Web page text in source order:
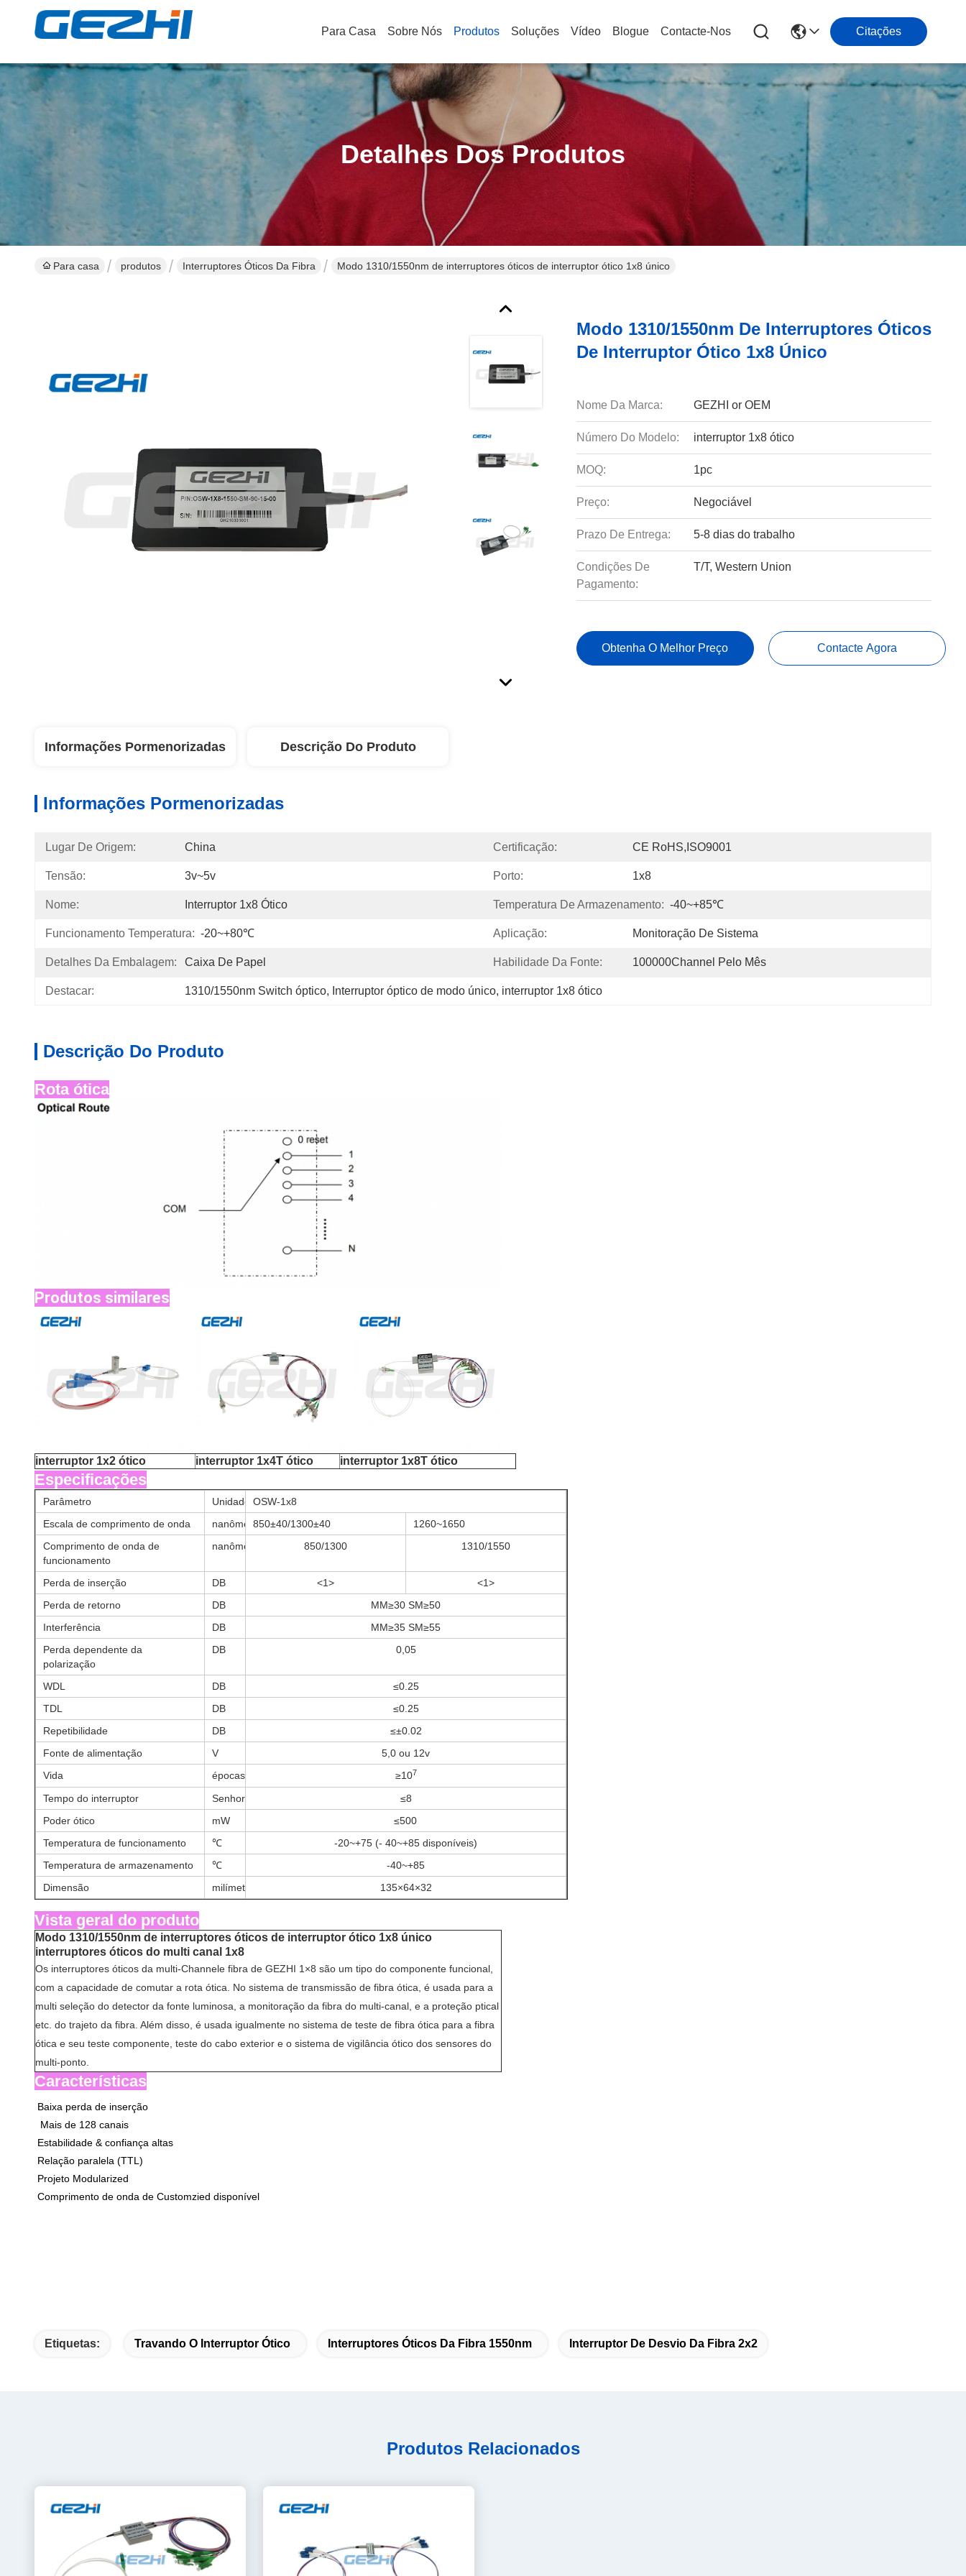
Para Casa Sobre Nós Produtos Soluções Vídeo Blogue Contacte-Nos Citações
Detalhes Dos Produtos
Para casa produtos Interruptores Óticos Da Fibra Modo 1310/1550nm de interruptores óticos de interruptor ótico 1x8 único
Modo 1310/1550nm De Interruptores Óticos
De Interruptor Ótico 1x8 Único
Nome Da Marca: GEZHI or OEM
Número Do Modelo: interruptor 1x8 ótico
MOQ: 1pc
Preço: Negociável
Prazo De Entrega: 5-8 dias do trabalho
Condições De
Pagamento:
T/T, Western Union
Obtenha O Melhor Preço Contacte Agora
Informações Pormenorizadas Descrição Do Produto
Informações Pormenorizadas
Lugar De Origem: China Certificação: CE RoHS,ISO9001
Tensão: 3v~5v Porto: 1x8
Nome: Interruptor 1x8 Ótico Temperatura De Armazenamento: -40~+85℃
Funcionamento Temperatura: -20~+80℃ Aplicação: Monitoração De Sistema
Detalhes Da Embalagem: Caixa De Papel Habilidade Da Fonte: 100000Channel Pelo Mês
Destacar: 1310/1550nm Switch óptico, Interruptor óptico de modo único, interruptor 1x8 ótico
Descrição Do Produto
Rota ótica
Produtos similares
interruptor 1x2 ótico interruptor 1x4T ótico interruptor 1x8T ótico
Especificações
Parâmetro Unidade
OSW-1x8
Escala de comprimento de onda
nanômetro850±40/1300±40
1260~1650
Comprimento de onda de
funcionamento
nanômetro 850/1300 1310/1550
Perda de inserção DB <1>
<1>
Perda de retorno
DB
MM≥30 SM≥50
Interferência
DB
MM≥35 SM≥55
Perda dependente da
polarização
DB 0,05
WDL DB
≤0.25
TDL
DB
≤0.25
Repetibilidade
DB
≤±0.02
Fonte de alimentação
V
5,0 ou 12v
Vida
épocas ≥107
Tempo do interruptor Senhora
≤8
Poder ótico
mW
≤500
Temperatura de funcionamento
℃
-20~+75 (- 40~+85 disponíveis)
Temperatura de armazenamento
℃
-40~+85
Dimensão
milímetro 135×64×32
Vista geral do produto
Modo 1310/1550nm de interruptores óticos de interruptor ótico 1x8 único
interruptores óticos do multi canal 1x8
Os interruptores óticos da multi-Channele fibra de GEZHI 1×8 são um tipo do componente funcional,
com a capacidade de comutar a rota ótica. No sistema de transmissão de fibra ótica, é usada para a
multi seleção do detector da fonte luminosa, a monitoração da fibra do multi-canal, e a proteção ptical
etc. do trajeto da fibra. Além disso, é usada igualmente no sistema de teste de fibra ótica para a fibra
ótica e seu teste componente, teste do cabo exterior e o sistema de vigilância ótico dos sensores do
multi-ponto.
Características
Baixa perda de inserção
Mais de 128 canais
Estabilidade & confiança altas
Relação paralela (TTL)
Projeto Modularized
Comprimento de onda de Customzied disponível
Etiquetas: Travando O Interruptor Ótico Interruptores Óticos Da Fibra 1550nm Interruptor De Desvio Da Fibra 2x2
Produtos Relacionados